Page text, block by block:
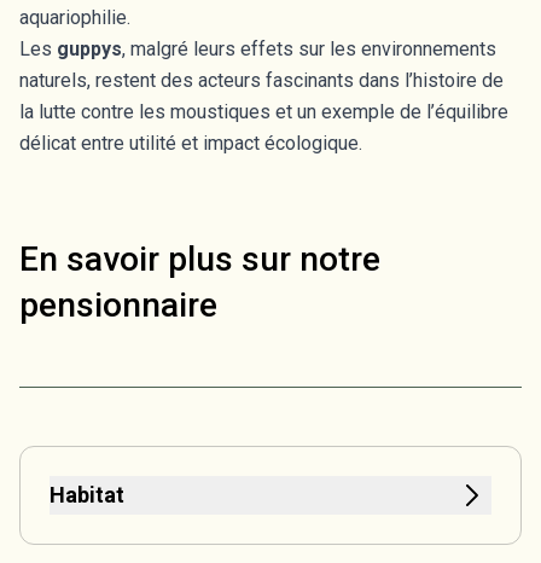
aquariophilie.
Les guppys, malgré leurs effets sur les environnements
naturels, restent des acteurs fascinants dans l’histoire de
la lutte contre les moustiques et un exemple de l’équilibre
délicat entre utilité et impact écologique.
En savoir plus sur notre
pensionnaire
Habitat